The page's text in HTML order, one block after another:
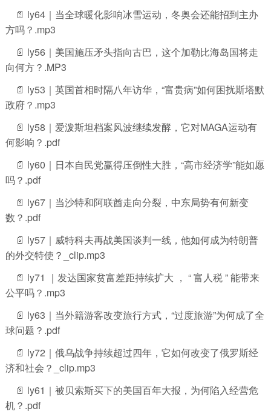
📄 ly64｜当全球暖化影响冰雪运动，冬奥会还能招到主办
方吗？.mp3
📄 ly56｜美国施压矛头指向古巴，这个加勒比海岛国将走
向何方？.MP3
📄 ly53｜英国首相时隔八年访华，“富贵病”如何困扰斯塔默
政府？.mp3
📄 ly58｜爱泼斯坦档案风波继续发酵，它对MAGA运动有
何影响？.pdf
📄 ly60｜日本自民党赢得压倒性大胜，“高市经济学”能如愿
吗？.pdf
📄 ly67｜当沙特和阿联酋走向分裂，中东局势有何新变
数？.pdf
📄 ly57｜威特科夫再战美国谈判一线，他如何成为特朗普
的外交特使？_clip.mp3
📄 ly71 ｜发达国家贫富差距持续扩大 ， “ 富人税 ” 能带来
公平吗？.mp3
📄 ly63｜当外籍游客改变旅行方式，“过度旅游”为何成了全
球问题？.pdf
📄 ly72｜俄乌战争持续超过四年，它如何改变了俄罗斯经
济和社会？_clip.mp3
📄 ly61｜被贝索斯买下的美国百年大报，为何陷入经营危
机？.pdf